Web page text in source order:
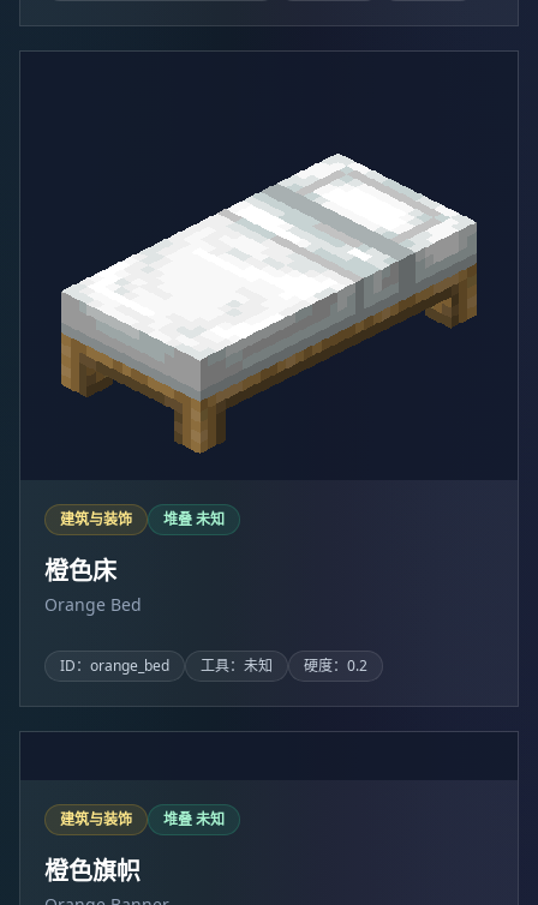
建筑与装饰 堆叠 未知
橙色床
Orange Bed
ID：orange_bed 工具：未知 硬度：0.2
建筑与装饰 堆叠 未知
橙色旗帜